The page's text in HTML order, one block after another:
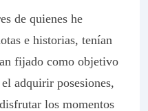
de quienes he
e historias, tenían
fijado como objetivo
adquirir posesiones,
los momentos